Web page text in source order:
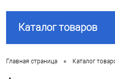
Каталог товаров
Главная страница • Каталог